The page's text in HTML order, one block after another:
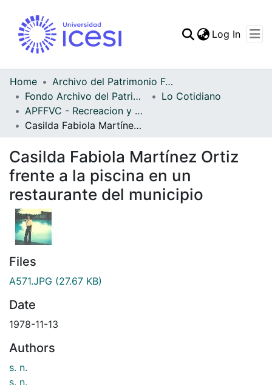
Statistics
Log In
Home
Archivo del Patrimonio Fotográfico y Fílmico del Valle del Cauca
Fondo Archivo del Patrimonio Fotográfico y Fílmico del Valle del Cauca
Lo Cotidiano
APFFVC - Recreacion y Paseo - Patrimonial
Casilda Fabiola Martínez Ortiz frente a la piscina en un restaurante del municipio
Casilda Fabiola Martínez Ortiz
frente a la piscina en un
restaurante del municipio
Files
A571.JPG (27.67 KB)
Date
1978-11-13
Authors
s. n.
s. n.